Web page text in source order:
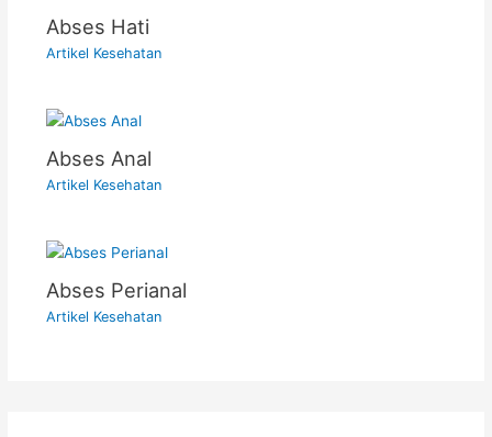
Abses Hati
Artikel Kesehatan
Abses Anal
Artikel Kesehatan
Abses Perianal
Artikel Kesehatan